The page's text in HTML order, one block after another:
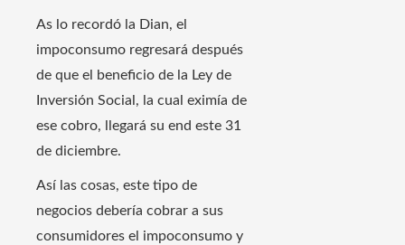
As lo recordó la Dian, el
impoconsumo regresará después
de que el beneficio de la Ley de
Inversión Social, la cual eximía de
ese cobro, llegará su end este 31
de diciembre.
Así las cosas, este tipo de
negocios debería cobrar a sus
consumidores el impoconsumo y